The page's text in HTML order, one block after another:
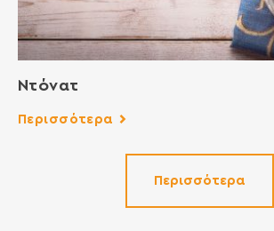
Ντόνατ
Περισσότερα
Περισσότερα